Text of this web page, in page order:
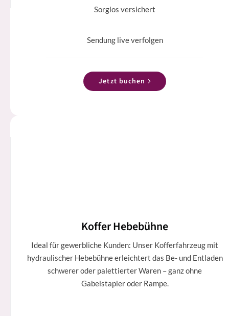
Sorglos versichert
Sendung live verfolgen
Jetzt buchen
Koffer Hebebühne
Ideal für gewerbliche Kunden: Unser Kofferfahrzeug mit
hydraulischer Hebebühne erleichtert das Be- und Entladen
schwerer oder palettierter Waren – ganz ohne
Gabelstapler oder Rampe.